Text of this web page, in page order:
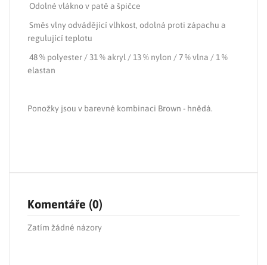
Odolné vlákno v patě a špičce
Směs vlny odvádějící vlhkost, odolná proti zápachu a
regulující teplotu
48 % polyester / 31 % akryl / 13 % nylon / 7 % vlna / 1 %
elastan
Ponožky jsou v barevné kombinaci Brown - hnědá.
Komentáře (0)
Zatím žádné názory